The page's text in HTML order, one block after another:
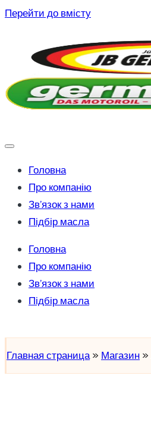
Перейти до вмісту
Головна
Про компанію
Зв’язок з нами
Підбір масла
Головна
Про компанію
Зв’язок з нами
Підбір масла
Главная страница» Магазин »